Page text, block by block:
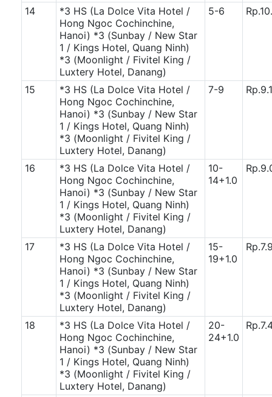
14
*3 HS (La Dolce Vita Hotel /
Hong Ngoc Cochinchine,
Hanoi) *3 (Sunbay / New Star
1 / Kings Hotel, Quang Ninh)
*3 (Moonlight / Fivitel King /
Luxtery Hotel, Danang)
5-6
15
*3 HS (La Dolce Vita Hotel /
Hong Ngoc Cochinchine,
Hanoi) *3 (Sunbay / New Star
1 / Kings Hotel, Quang Ninh)
*3 (Moonlight / Fivitel King /
Luxtery Hotel, Danang)
7-9
16
*3 HS (La Dolce Vita Hotel /
Hong Ngoc Cochinchine,
Hanoi) *3 (Sunbay / New Star
1 / Kings Hotel, Quang Ninh)
*3 (Moonlight / Fivitel King /
Luxtery Hotel, Danang)
10-
14+1.0
17
*3 HS (La Dolce Vita Hotel /
Hong Ngoc Cochinchine,
Hanoi) *3 (Sunbay / New Star
1 / Kings Hotel, Quang Ninh)
*3 (Moonlight / Fivitel King /
Luxtery Hotel, Danang)
15-
19+1.0
18
*3 HS (La Dolce Vita Hotel /
Hong Ngoc Cochinchine,
Hanoi) *3 (Sunbay / New Star
1 / Kings Hotel, Quang Ninh)
*3 (Moonlight / Fivitel King /
Luxtery Hotel, Danang)
20-
24+1.0